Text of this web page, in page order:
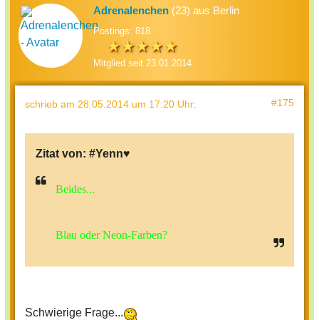
Adrenalenchen (23) aus Berlin
Postings: 818
Mitglied seit 23.01.2014
schrieb am 28.05.2014 um 17:20 Uhr: #175
Zitat von: #Yenn♥
Beides...
Blau oder Neon-Farben?
Schwierige Frage...